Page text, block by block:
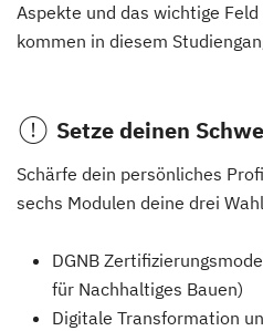
Aspekte und das wichtige
kommen in diesem
Setze deinen
Schärfe dein persönliches
sechs Modulen deine drei
DGNB
für Nachhaltiges Bauen)
Digitale Transformation